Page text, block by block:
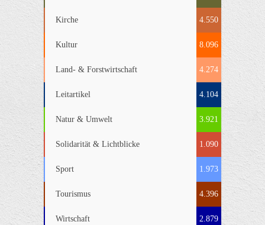
Kirche 4.550
Kultur 8.096
Land- & Forstwirtschaft 4.274
Leitartikel 4.104
Natur & Umwelt 3.921
Solidarität & Lichtblicke 1.090
Sport 1.973
Tourismus 4.396
Wirtschaft 2.879